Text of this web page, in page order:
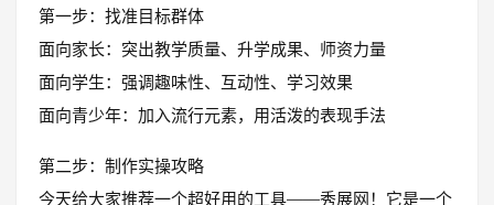
第一步：找准目标群体
面向家长：突出教学质量、升学成果、师资力量
面向学生：强调趣味性、互动性、学习效果
面向青少年：加入流行元素，用活泼的表现手法
第二步：制作实操攻略
今天给大家推荐一个超好用的工具——秀展网！它是一个